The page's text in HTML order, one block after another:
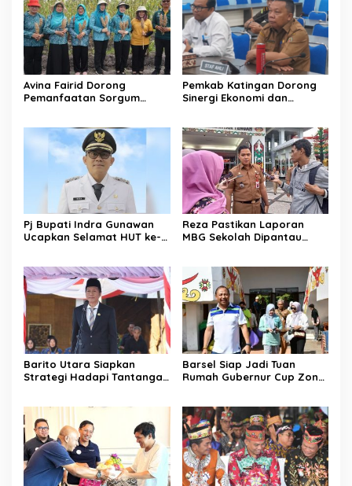
Avina Fairid Dorong
Pemanfaatan Sorgum
Pemkab Katingan Dorong
Sinergi Ekonomi dan
Pj Bupati Indra Gunawan
Ucapkan Selamat HUT ke-
Reza Pastikan Laporan
MBG Sekolah Dipantau
Barito Utara Siapkan
Strategi Hadapi Tantangan
Barsel Siap Jadi Tuan
Rumah Gubernur Cup Zona